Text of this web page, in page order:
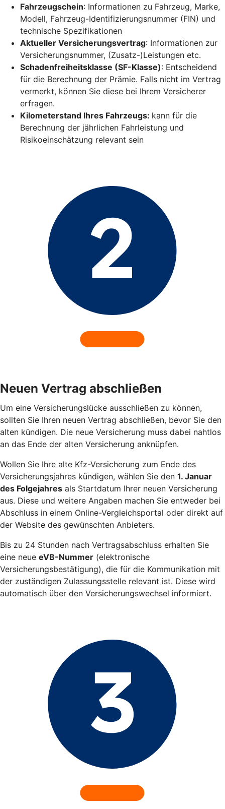
Fahrzeugschein: Informationen zu Fahrzeug, Marke,
Modell, Fahrzeug-Identifizierungsnummer (FIN) und
technische Spezifikationen
Aktueller Versicherungsvertrag: Informationen zur
Versicherungsnummer, (Zusatz-)Leistungen etc.
Schadenfreiheitsklasse (SF-Klasse): Entscheidend
für die Berechnung der Prämie. Falls nicht im Vertrag
vermerkt, können Sie diese bei Ihrem Versicherer
erfragen.
Kilometerstand Ihres Fahrzeugs: kann für die
Berechnung der jährlichen Fahrleistung und
Risikoeinschätzung relevant sein
Neuen Vertrag abschließen
Um eine Versicherungslücke ausschließen zu können,
sollten Sie Ihren neuen Vertrag abschließen, bevor Sie den
alten kündigen. Die neue Versicherung muss dabei nahtlos
an das Ende der alten Versicherung anknüpfen.
Wollen Sie Ihre alte Kfz-Versicherung zum Ende des
Versicherungsjahres kündigen, wählen Sie den 1. Januar
des Folgejahres als Startdatum Ihrer neuen Versicherung
aus. Diese und weitere Angaben machen Sie entweder bei
Abschluss in einem Online-Vergleichsportal oder direkt auf
der Website des gewünschten Anbieters.
Bis zu 24 Stunden nach Vertragsabschluss erhalten Sie
eine neue eVB-Nummer (elektronische
Versicherungsbestätigung), die für die Kommunikation mit
der zuständigen Zulassungsstelle relevant ist. Diese wird
automatisch über den Versicherungswechsel informiert.